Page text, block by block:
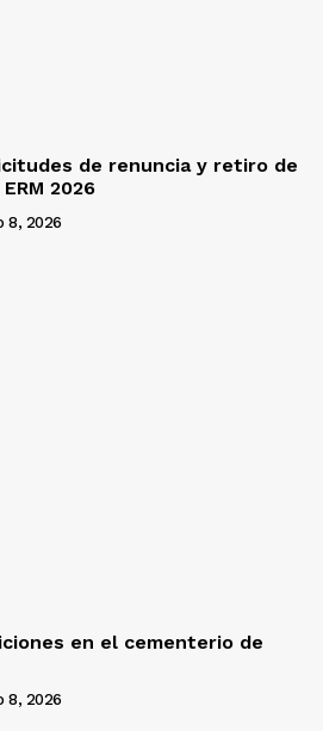
de renuncia y retiro de
2026
8, 2026
en el cementerio de
8, 2026